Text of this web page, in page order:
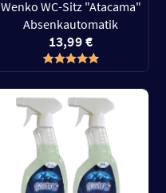
Wenko WC-Sitz "Atacama"
Absenkautomatik
13,99 €